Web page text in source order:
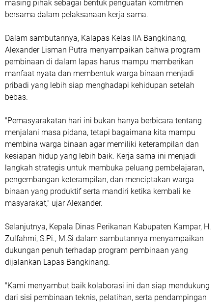
masing pihak sebagai bentuk penguatan komitmen
bersama dalam pelaksanaan kerja sama.
Dalam sambutannya, Kalapas Kelas IIA Bangkinang,
Alexander Lisman Putra menyampaikan bahwa program
pembinaan di dalam lapas harus mampu memberikan
manfaat nyata dan membentuk warga binaan menjadi
pribadi yang lebih siap menghadapi kehidupan setelah
bebas.
"Pemasyarakatan hari ini bukan hanya berbicara tentang
menjalani masa pidana, tetapi bagaimana kita mampu
membina warga binaan agar memiliki keterampilan dan
kesiapan hidup yang lebih baik. Kerja sama ini menjadi
langkah strategis untuk membuka peluang pembelajaran,
pengembangan keterampilan, dan menciptakan warga
binaan yang produktif serta mandiri ketika kembali ke
masyarakat," ujar Alexander.
Selanjutnya, Kepala Dinas Perikanan Kabupaten Kampar, H.
Zulfahmi, S.Pi., M.Si dalam sambutannya menyampaikan
dukungan penuh terhadap program pembinaan yang
dijalankan Lapas Bangkinang.
"Kami menyambut baik kolaborasi ini dan siap mendukung
dari sisi pembinaan teknis, pelatihan, serta pendampingan